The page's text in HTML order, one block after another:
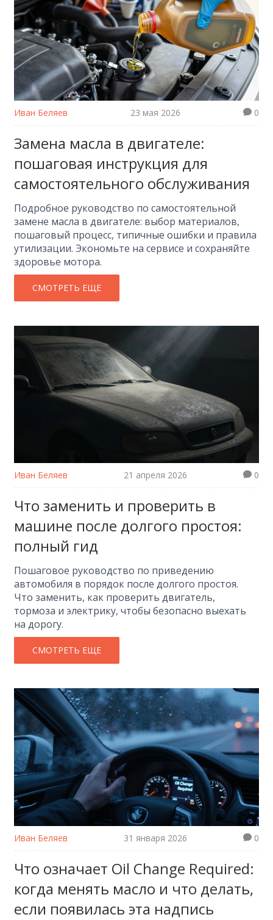
Иван Беляев 23 мая 2026 0
Замена масла в двигателе:
пошаговая инструкция для
самостоятельного обслуживания
Подробное руководство по самостоятельной
замене масла в двигателе: выбор материалов,
пошаговый процесс, типичные ошибки и правила
утилизации. Экономьте на сервисе и сохраняйте
здоровье мотора.
СМОТРЕТЬ ЕЩЕ
Иван Беляев 21 апреля 2026 0
Что заменить и проверить в
машине после долгого простоя:
полный гид
Пошаговое руководство по приведению
автомобиля в порядок после долгого простоя.
Что заменить, как проверить двигатель,
тормоза и электрику, чтобы безопасно выехать
на дорогу.
СМОТРЕТЬ ЕЩЕ
Иван Беляев 31 января 2026 0
Что означает Oil Change Required:
когда менять масло и что делать,
если появилась эта надпись